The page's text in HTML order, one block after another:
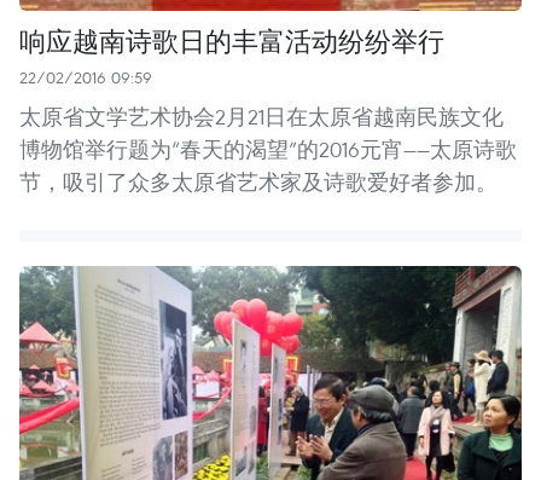
响应越南诗歌日的丰富活动纷纷举行
22/02/2016 09:59
太原省文学艺术协会2月21日在太原省越南民族文化
博物馆举行题为“春天的渴望”的2016元宵——太原诗歌
节，吸引了众多太原省艺术家及诗歌爱好者参加。